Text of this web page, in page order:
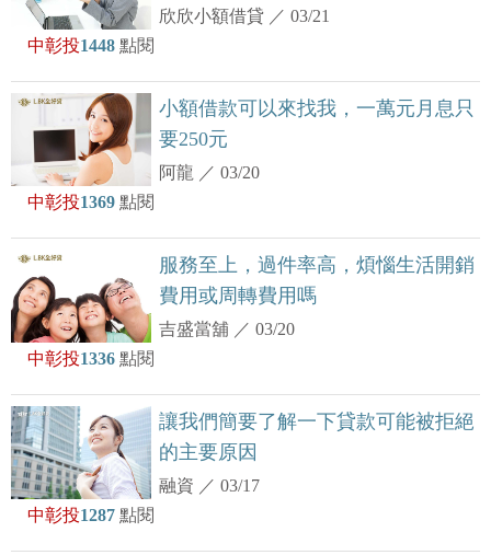
欣欣小額借貸 ／03/21
中彰投1448 點閱
小額借款可以來找我，一萬元月息只
要250元
阿龍 ／03/20
中彰投1369 點閱
服務至上，過件率高，煩惱生活開銷
費用或周轉費用嗎
吉盛當舖 ／03/20
中彰投1336 點閱
讓我們簡要了解一下貸款可能被拒絕
的主要原因
融資 ／03/17
中彰投1287 點閱